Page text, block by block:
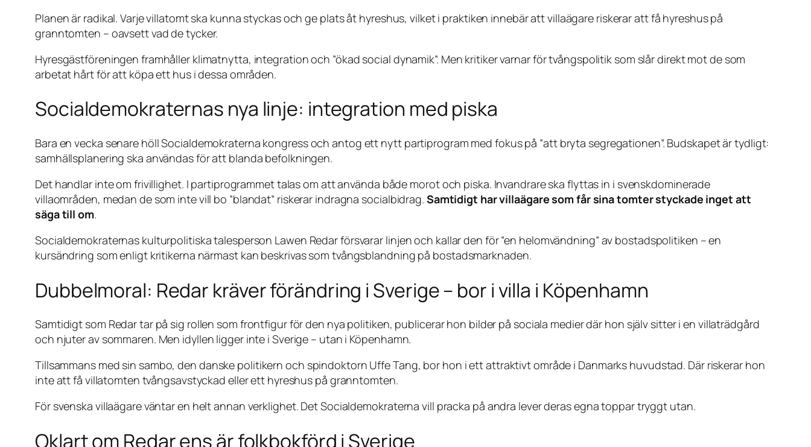
Planen är radikal. Varje villatomt ska kunna styckas och ge plats åt hyreshus, vilket i praktiken innebär att villaägare riskerar att få hyreshus på
granntomten – oavsett vad de tycker.
Hyresgästföreningen framhåller klimatnytta, integration och ”ökad social dynamik”. Men kritiker varnar för tvångspolitik som slår direkt mot de som
arbetat hårt för att köpa ett hus i dessa områden.
Socialdemokraternas nya linje: integration med piska
Bara en vecka senare höll Socialdemokraterna kongress och antog ett nytt partiprogram med fokus på ”att bryta segregationen”. Budskapet är tydligt:
samhällsplanering ska användas för att blanda befolkningen.
Det handlar inte om frivillighet. I partiprogrammet talas om att använda både morot och piska. Invandrare ska flyttas in i svenskdominerade
villaområden, medan de som inte vill bo ”blandat” riskerar indragna socialbidrag. Samtidigt har villaägare som får sina tomter styckade inget att
säga till om.
Socialdemokraternas kulturpolitiska talesperson Lawen Redar försvarar linjen och kallar den för ”en helomvändning” av bostadspolitiken – en
kursändring som enligt kritikerna närmast kan beskrivas som tvångsblandning på bostadsmarknaden.
Dubbelmoral: Redar kräver förändring i Sverige – bor i villa i Köpenhamn
Samtidigt som Redar tar på sig rollen som frontfigur för den nya politiken, publicerar hon bilder på sociala medier där hon själv sitter i en villaträdgård
och njuter av sommaren. Men idyllen ligger inte i Sverige – utan i Köpenhamn.
Tillsammans med sin sambo, den danske politikern och spindoktorn Uffe Tang, bor hon i ett attraktivt område i Danmarks huvudstad. Där riskerar hon
inte att få villatomten tvångsavstyckad eller ett hyreshus på granntomten.
För svenska villaägare väntar en helt annan verklighet. Det Socialdemokraterna vill pracka på andra lever deras egna toppar tryggt utan.
Oklart om Redar ens är folkbokförd i Sverige